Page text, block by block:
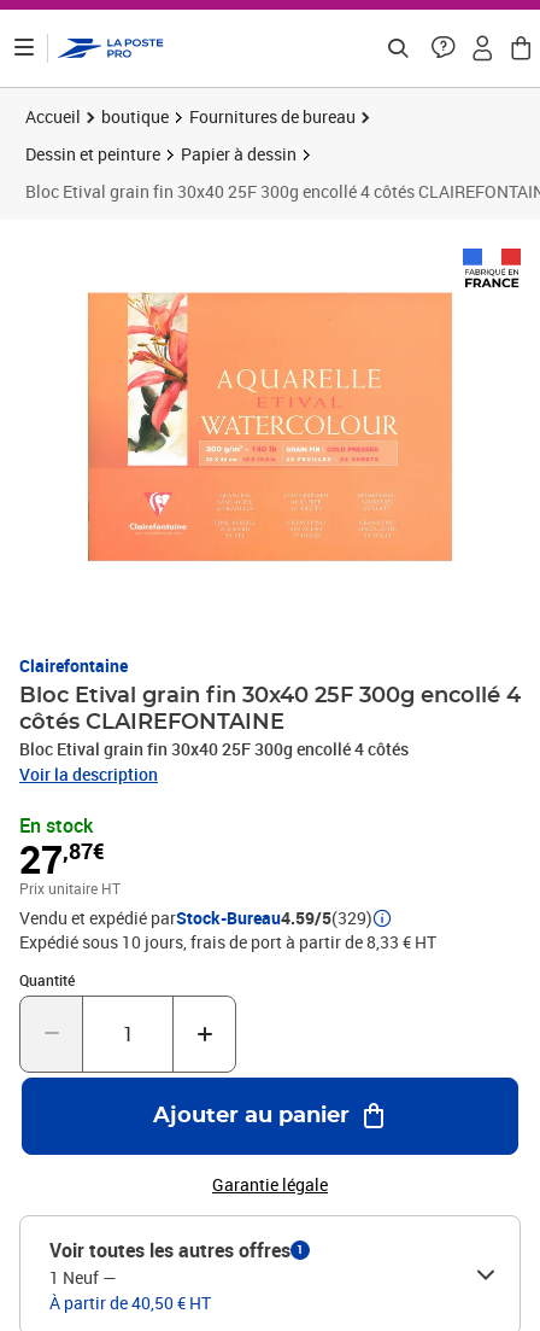
Accueil boutique
Fournitures de bureau
Dessin et peinture
Papier à dessin
Bloc Etival grain fin 30x40 25F 300g encollé 4 côtés
Clairefontaine
Bloc Etival grain fin 30x40 25F 300g encollé 4
côtés CLAIREFONTAINE
Bloc Etival grain fin 30x40 25F 300g encollé 4 côtés
Voir la description
En stock
27,87€
Prix unitaire HT
Vendu et expédié parStock-Bureau4.59/5(329)
Expédié sous 10 jours, frais de port à partir de 8,33 € HT
Quantité
Quantité : 1
Ajouter au panier
Garantie légale
Voir toutes les autres offres 1
1 Neuf —
À partir de 40,50 € HT